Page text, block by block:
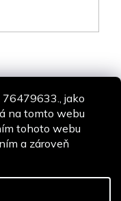
jako
na tomto webu
tohoto webu
a zároveň